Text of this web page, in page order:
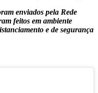
enviados pela Rede
feitos em ambiente
e de segurança